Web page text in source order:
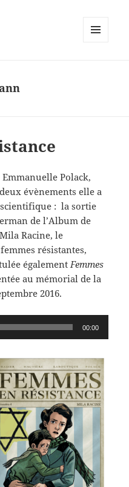
Polack,
évènements elle a
: la sortie
de l’Album de
Racine, le
résistantes,
égalementFemmes
au mémorial de la
2016.
00:00